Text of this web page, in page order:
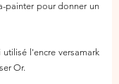
painter pour donner un
l'encre versamark
Or.